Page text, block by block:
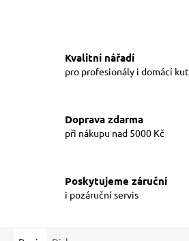
Kvalitní nářadí
pro profesionály i domácí
Doprava zdarma
při nákupu nad 5000 Kč
Poskytujeme záruční
i pozáruční servis